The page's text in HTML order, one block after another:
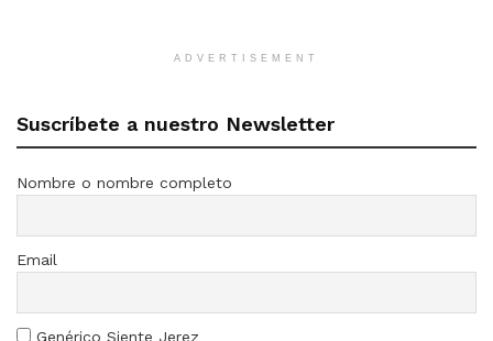
ADVERTISEMENT
Suscríbete a nuestro Newsletter
Nombre o nombre completo
Email
Genérico Siente Jerez